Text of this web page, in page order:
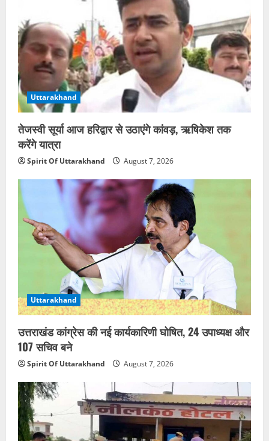
Uttarakhand
तेजस्वी सूर्या आज हरिद्वार से उठाएंगे कांवड़, ऋषिकेश तक
करेंगे यात्रा
Spirit Of Uttarakhand August 7, 2026
Uttarakhand
उत्तराखंड कांग्रेस की नई कार्यकारिणी घोषित, 24 उपाध्यक्ष और
107 सचिव बने
Spirit Of Uttarakhand August 7, 2026